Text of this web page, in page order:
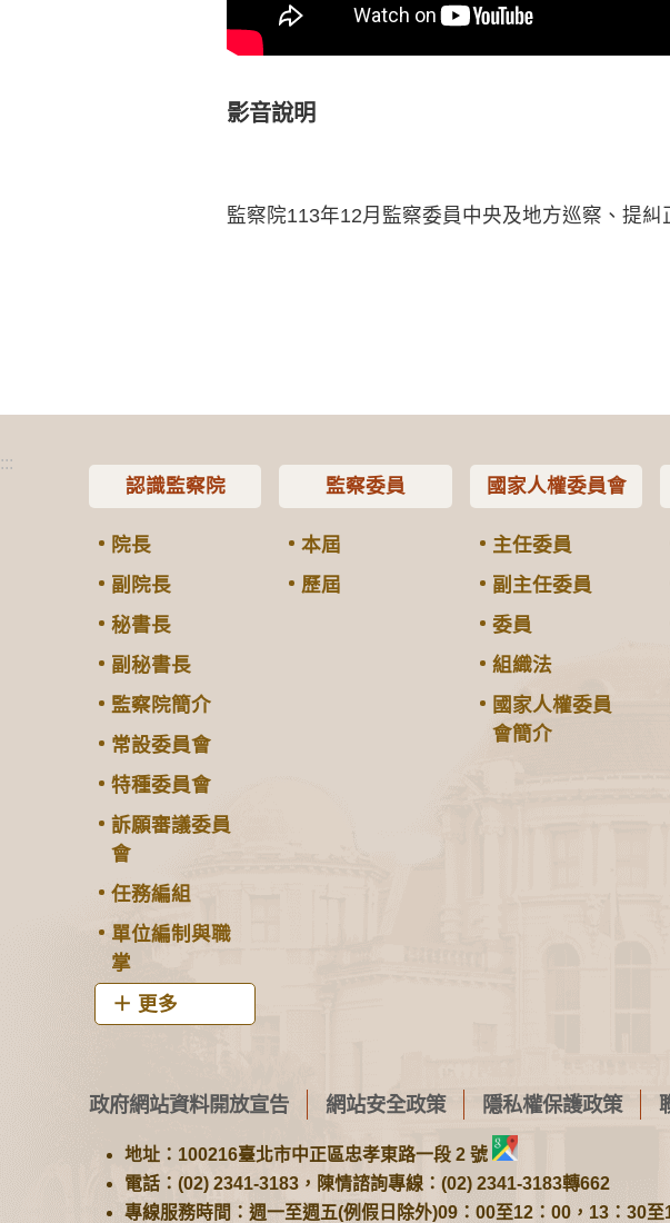
影音說明
監察院113年12月監察委員中央及地方巡察、提
:::
認識監察院
院長
副院長
秘書長
副秘書長
監察院簡介
常設委員會
特種委員會
訴願審議委員
會
任務編組
單位編制與職
掌
更多
監察委員
本屆
歷屆
國家人權委員會
主任委員
副主任委員
委員
組織法
國家人權委員
會簡介
政府網站資料開放宣告 網站安全政策 隱私權保護政策
地址：100216臺北市中正區忠孝東路一段 2 號
電話：(02) 2341-3183，陳情諮詢專線：(02) 2341-3183轉662
專線服務時間：週一至週五(例假日除外)09：00至12：00，13：30至